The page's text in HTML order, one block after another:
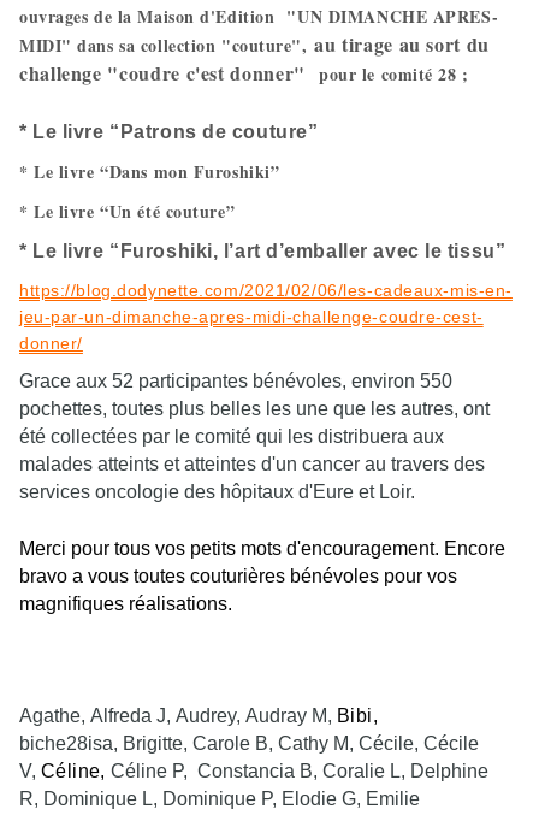
ouvrages de la Maison d'Edition "UN DIMANCHE APRES-
MIDI" dans sa collection "couture",au tirage au sort du
challenge "coudre c'est donner"
pour le comité 28 ;
* Le livre “Patrons de couture”
* Le livre “Dans mon Furoshiki”
* Le livre “Un été couture”
* Le livre “Furoshiki, l’art d’emballer avec le tissu”
https://blog.dodynette.com/2021/02/06/les-cadeaux-mis-en-
jeu-par-un-dimanche-apres-midi-challenge-coudre-cest-
donner/
Grace aux 52 participantes bénévoles, environ 550
pochettes, toutes plus belles les une que les autres, ont
été collectées par le comité qui les distribuera aux
malades atteints et atteintes d'un cancer au travers des
services oncologie des hôpitaux d'Eure et Loir.
Merci pour tous vos petits mots d'encouragement. Encore
bravo a vous toutes couturières bénévoles pour vos
magnifiques réalisations.
Agathe, Alfreda J, Audrey, Audray M,
biche28isa, Brigitte, Carole B, Cathy M, Cécile, Cécile
V, Céline, Céline P, Constancia B, Coralie L, Delphine
R, Dominique L, Dominique P, Elodie G, Emilie